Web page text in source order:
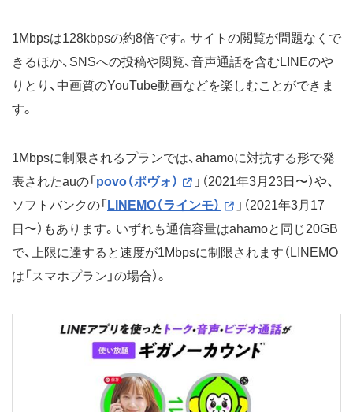
1Mbpsは128kbpsの約8倍です。サイトの閲覧が問題なくで
きるほか、SNSへの投稿や閲覧、音声通話を含むLINEのや
りとり、中画質のYouTube動画などを楽しむことができま
す。
1Mbpsに制限されるプランでは、ahamoに対抗する形で発
表されたauの「 povo（ポヴォ）
」（2021年3月23日〜）や、
ソフトバンクの「 LINEMO（ラインモ）
」（2021年3月17
日〜）もあります。いずれも通信容量はahamoと同じ20GB
で、上限に達すると速度が1Mbpsに制限されます（LINEMO
は「スマホプラン」の場合）。